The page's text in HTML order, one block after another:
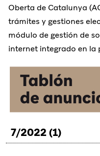
Oberta de Catalunya
trámites y gestiones
módulo de gestión de
internet integrado en la
7/2022 (1)